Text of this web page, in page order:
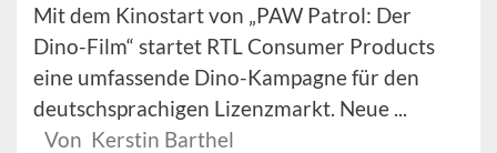
Mit dem Kinostart von „PAW Patrol: Der
Dino-Film“ startet RTL Consumer Products
eine umfassende Dino-Kampagne für den
deutschsprachigen Lizenzmarkt. Neue ...
Von Kerstin Barthel